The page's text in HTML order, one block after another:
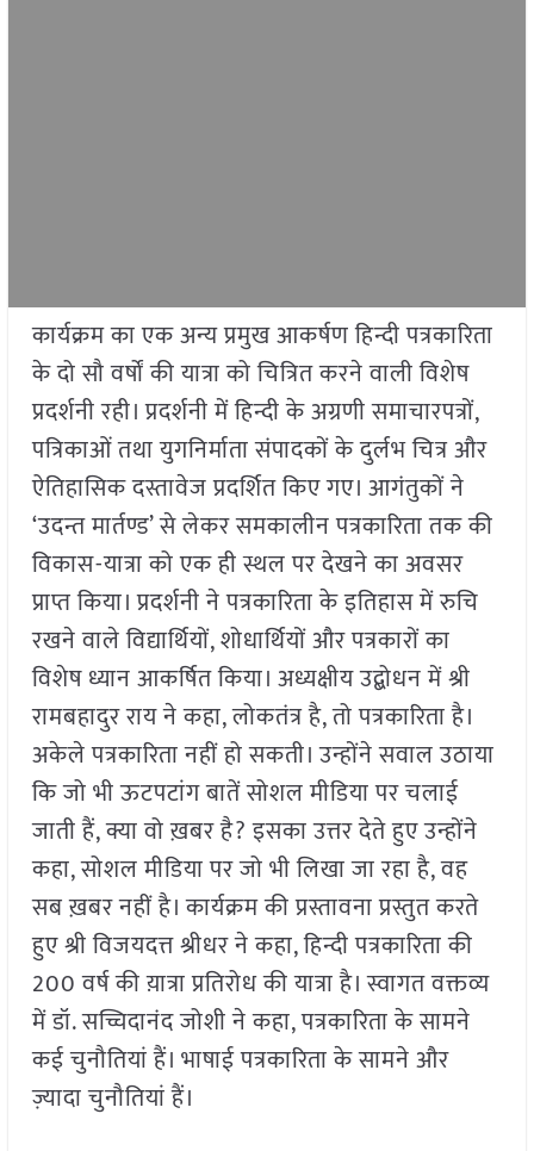
कार्यक्रम का एक अन्य प्रमुख आकर्षण हिन्दी पत्रकारिता
के दो सौ वर्षों की यात्रा को चित्रित करने वाली विशेष
प्रदर्शनी रही। प्रदर्शनी में हिन्दी के अग्रणी समाचारपत्रों,
पत्रिकाओं तथा युगनिर्माता संपादकों के दुर्लभ चित्र और
ऐतिहासिक दस्तावेज प्रदर्शित किए गए। आगंतुकों ने
‘उदन्त मार्तण्ड’ से लेकर समकालीन पत्रकारिता तक की
विकास-यात्रा को एक ही स्थल पर देखने का अवसर
प्राप्त किया। प्रदर्शनी ने पत्रकारिता के इतिहास में रुचि
रखने वाले विद्यार्थियों, शोधार्थियों और पत्रकारों का
विशेष ध्यान आकर्षित किया। अध्यक्षीय उद्बोधन में श्री
रामबहादुर राय ने कहा, लोकतंत्र है, तो पत्रकारिता है।
अकेले पत्रकारिता नहीं हो सकती। उन्होंने सवाल उठाया
कि जो भी ऊटपटांग बातें सोशल मीडिया पर चलाई
जाती हैं, क्या वो ख़बर है? इसका उत्तर देते हुए उन्होंने
कहा, सोशल मीडिया पर जो भी लिखा जा रहा है, वह
सब ख़बर नहीं है। कार्यक्रम की प्रस्तावना प्रस्तुत करते
हुए श्री विजयदत्त श्रीधर ने कहा, हिन्दी पत्रकारिता की
200 वर्ष की य़ात्रा प्रतिरोध की यात्रा है। स्वागत वक्तव्य
में डॉ. सच्चिदानंद जोशी ने कहा, पत्रकारिता के सामने
कई चुनौतियां हैं। भाषाई पत्रकारिता के सामने और
ज़्यादा चुनौतियां हैं।